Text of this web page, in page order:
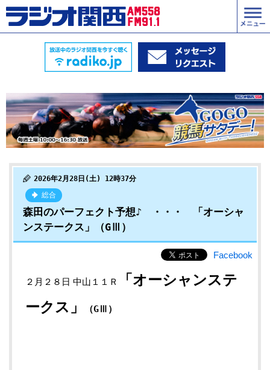
2026年2月28日(土) 12時37分
総合
森田のパーフェクト予想♪ ・・・ 「オーシャ
ンステークス」（GⅢ）
Facebook
２月２８日 中山１１Ｒ
「オーシャンステ
ークス 」 （GⅢ）